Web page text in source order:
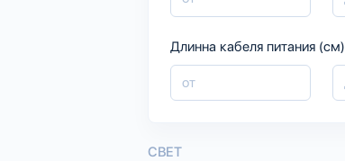
Длинна кабеля питания (см)
СВЕТ